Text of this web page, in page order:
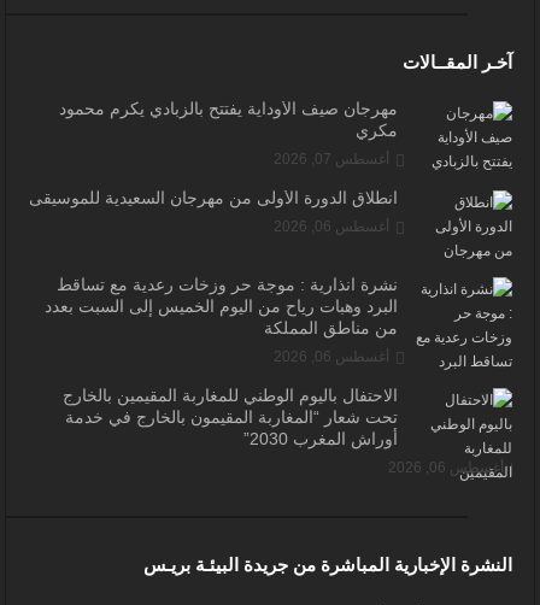
آخـر المقــالات
مهرجان صيف الأوداية يفتتح بالزبادي يكرم محمود
مكري
أغسطس 07, 2026
انطلاق الدورة الأولى من مهرجان السعيدية للموسيقى
أغسطس 06, 2026
نشرة انذارية : موجة حر وزخات رعدية مع تساقط
البرد وهبات رياح من اليوم الخميس إلى السبت بعدد
من مناطق المملكة
أغسطس 06, 2026
الاحتفال باليوم الوطني للمغاربة المقيمين بالخارج
تحت شعار “المغاربة المقيمون بالخارج في خدمة
أوراش المغرب 2030”
أغسطس 06, 2026
النشرة الإخبارية المباشرة من جريدة البيئـة بريـس